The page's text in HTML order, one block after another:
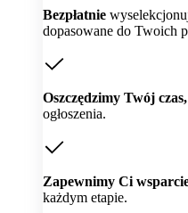
Bezpłatnie
dopasowane do Twoich
Oszczędzimy Twój czas,
ogłoszenia.
Zapewnimy Ci
każdym etapie.